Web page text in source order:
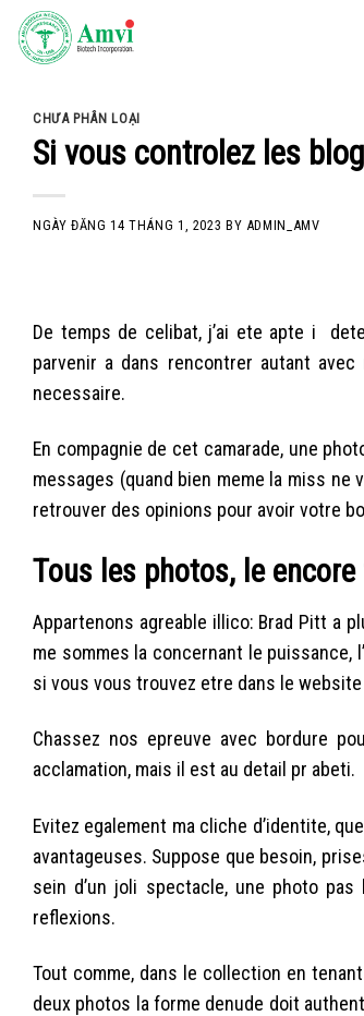
Skip
CHƯA PHÂN LOẠI
Si vous controlez les
NGÀY ĐĂNG14 THÁNG 1, 2023 BY ADMIN_AMV
De temps de celibat, j’ai ete apte i
parvenir a dans rencontrer autant
necessaire.
En compagnie de cet camarade, une
messages (quand bien meme la miss ne
retrouver des opinions pour avoir votre
Tous les photos, le
Appartenons agreable illico: Brad Pitt a
me sommes la concernant le puissance,
si vous vous trouvez etre dans le
Chassez nos epreuve avec bordure
acclamation, mais il est au detail pr abeti.
Evitez egalement ma cliche d’identite,
avantageuses. Suppose que besoin,
sein d’un joli spectacle, une photo
reflexions.
Tout comme, dans le collection en
deux photos la forme denude doit